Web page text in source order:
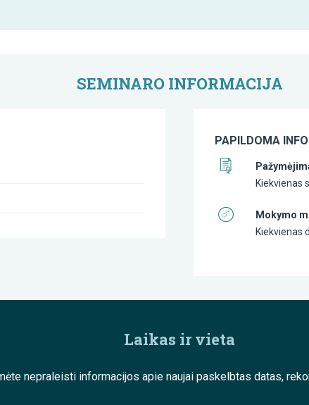
SEMINARO INFORMACIJA
PAPILDOMA
Kiekvienas
Mokymo
Kiekvienas
Laikas ir vieta
nepraleisti informacijos apie naujai paskelbtas datas,